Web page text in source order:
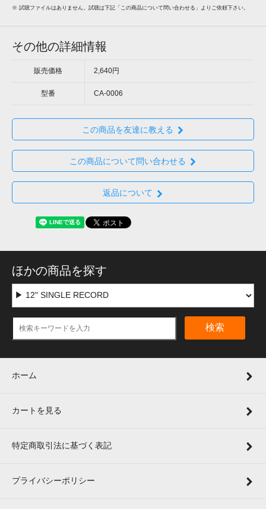
※ 試聴ファイルはありません。試聴は下記「この商品について問い合わせる」よりご依頼下さい。
その他の詳細情報
販売価格 2,640円
型番 CA-0006
この商品を友達に教える
この商品について問い合わせる
返品について
ほかの商品を探す
検索
ホーム
カートを見る
特定商取引法に基づく表記
プライバシーポリシー